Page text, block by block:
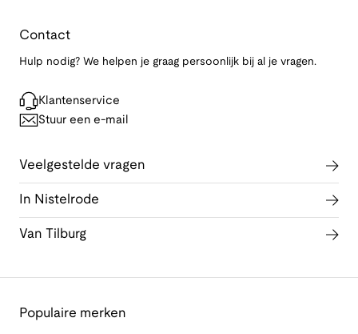
Contact
Hulp nodig? We helpen je graag persoonlijk bij al je vragen.
Klantenservice
Stuur een e-mail
Veelgestelde vragen
In Nistelrode
Van Tilburg
Populaire merken